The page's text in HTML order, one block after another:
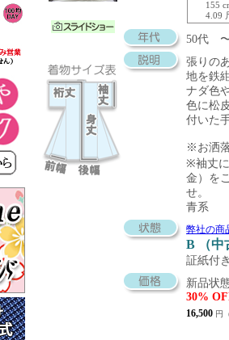
155
4.09
50代
張りの
地を鉄
ナダ色
色に松
付いた
※お洒
※袖丈
金）を
せ。
青系
弊社の商
B （中
証紙付
新品状
30%
16,500 円